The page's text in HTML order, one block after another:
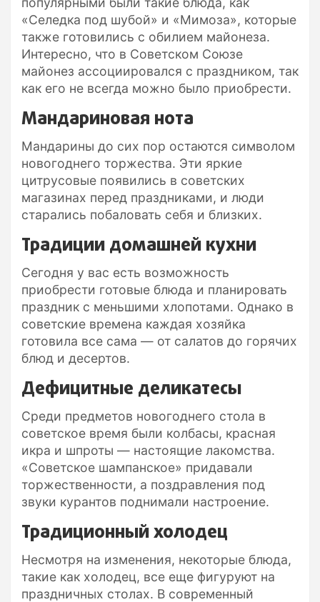
«Селедка под шубой» и «Мимоза», которые
также готовились с обилием майонеза.
Интересно, что в Советском Союзе
майонез ассоциировался с праздником, так
как его не всегда можно было приобрести.
Мандариновая нота
Мандарины до сих пор остаются символом
новогоднего торжества. Эти яркие
цитрусовые появились в советских
магазинах перед праздниками, и люди
старались побаловать себя и близких.
Традиции домашней кухни
Сегодня у вас есть возможность
приобрести готовые блюда и планировать
праздник с меньшими хлопотами. Однако в
советские времена каждая хозяйка
готовила все сама — от салатов до горячих
блюд и десертов.
Дефицитные деликатесы
Среди предметов новогоднего стола в
советское время были колбасы, красная
икра и шпроты — настоящие лакомства.
«Советское шампанское» придавали
торжественности, а поздравления под
звуки курантов поднимали настроение.
Традиционный холодец
Несмотря на изменения, некоторые блюда,
такие как холодец, все еще фигуруют на
праздничных столах. В современный